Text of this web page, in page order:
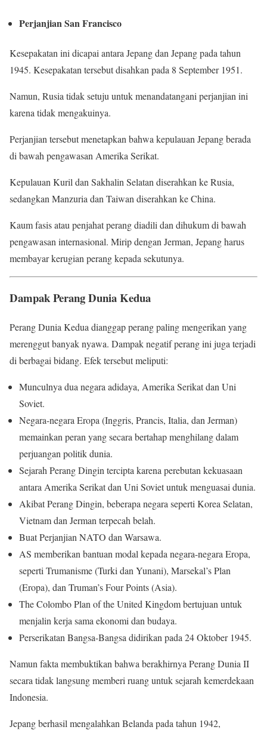
Perjanjian San Francisco
Kesepakatan ini dicapai antara Jepang dan Jepang pada tahun
1945. Kesepakatan tersebut disahkan pada 8 September 1951.
Namun, Rusia tidak setuju untuk menandatangani perjanjian ini
karena tidak mengakuinya.
Perjanjian tersebut menetapkan bahwa kepulauan Jepang berada
di bawah pengawasan Amerika Serikat.
Kepulauan Kuril dan Sakhalin Selatan diserahkan ke Rusia,
sedangkan Manzuria dan Taiwan diserahkan ke China.
Kaum fasis atau penjahat perang diadili dan dihukum di bawah
pengawasan internasional. Mirip dengan Jerman, Jepang harus
membayar kerugian perang kepada sekutunya.
Dampak Perang Dunia Kedua
Perang Dunia Kedua dianggap perang paling mengerikan yang
merenggut banyak nyawa. Dampak negatif perang ini juga terjadi
di berbagai bidang. Efek tersebut meliputi:
Munculnya dua negara adidaya, Amerika Serikat dan Uni
Soviet.
Negara-negara Eropa (Inggris, Prancis, Italia, dan Jerman)
memainkan peran yang secara bertahap menghilang dalam
perjuangan politik dunia.
Sejarah Perang Dingin tercipta karena perebutan kekuasaan
antara Amerika Serikat dan Uni Soviet untuk menguasai dunia.
Akibat Perang Dingin, beberapa negara seperti Korea Selatan,
Vietnam dan Jerman terpecah belah.
Buat Perjanjian NATO dan Warsawa.
AS memberikan bantuan modal kepada negara-negara Eropa,
seperti Trumanisme (Turki dan Yunani), Marsekal’s Plan
(Eropa), dan Truman’s Four Points (Asia).
The Colombo Plan of the United Kingdom bertujuan untuk
menjalin kerja sama ekonomi dan budaya.
Perserikatan Bangsa-Bangsa didirikan pada 24 Oktober 1945.
Namun fakta membuktikan bahwa berakhirnya Perang Dunia II
secara tidak langsung memberi ruang untuk sejarah kemerdekaan
Indonesia.
Jepang berhasil mengalahkan Belanda pada tahun 1942,